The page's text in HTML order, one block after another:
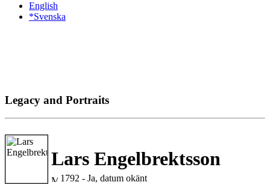
English
*Svenska
Legacy and Portraits
Lars Engelbrektsson
1792 - Ja, datum okänt